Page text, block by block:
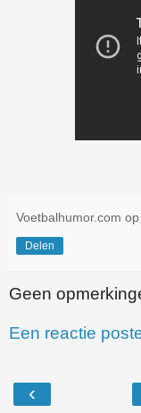
Voetbalhumor.com op
Delen
Geen
Een reactie
‹